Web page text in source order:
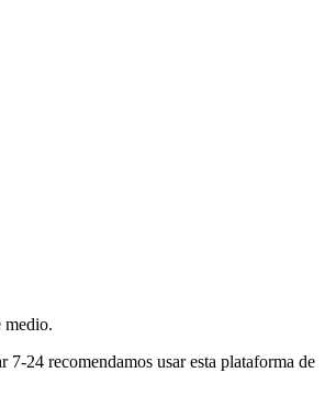
medio.
7-24 recomendamos usar esta plataforma de